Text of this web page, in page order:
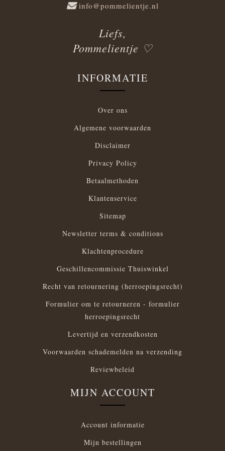
info@pommelientje.nl
Liefs,
Pommelientje ♡
INFORMATIE
Over ons
Algemene voorwaarden
Disclaimer
Privacy Policy
Betaalmethoden
Klantenservice
Sitemap
Newsletter terms & conditions
Klachtenprocedure
Geschillencommissie Thuiswinkel
Recht van retournering (herroepingsrecht)
Formulier om te retourneren - formulier
herroepingsrecht
Levertijd en verzendkosten
Voorwaarden schademelden na verzending
Reviewbeleid
MIJN ACCOUNT
Account informatie
Mijn bestellingen